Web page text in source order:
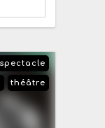
spectacle
théâtre